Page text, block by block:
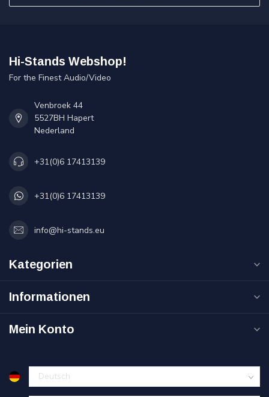
Hi-Stands Webshop!
For the Finest Audio/Video
Venbroek 44
5527BH Hapert
Nederland
+31(0)6 17413139
+31(0)6 17413139
info@hi-stands.eu
Kategorien
Informationen
Mein Konto